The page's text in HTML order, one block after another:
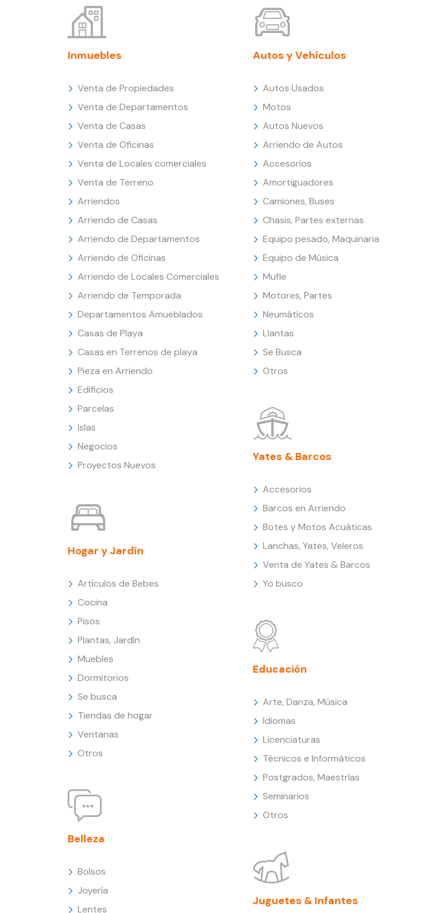
Inmuebles
Venta de Propiedades
Venta de Departamentos
Venta de Casas
Venta de Oficinas
Venta de Locales comerciales
Venta de Terreno
Arriendos
Arriendo de Casas
Arriendo de Departamentos
Arriendo de Oficinas
Arriendo de Locales Comerciales
Arriendo de Temporada
Departamentos Amueblados
Casas de Playa
Casas en Terrenos de playa
Pieza en Arriendo
Edificios
Parcelas
Islas
Negocios
Proyectos Nuevos
Hogar y Jardín
Artículos de Bebes
Cocina
Pisos
Plantas, Jardín
Muebles
Dormitorios
Se busca
Tiendas de hogar
Ventanas
Otros
Belleza
Bolsos
Joyería
Lentes
Autos y Vehículos
Autos Usados
Motos
Autos Nuevos
Arriendo de Autos
Accesorios
Amortiguadores
Camiones, Buses
Chasis, Partes externas
Equipo pesado, Maquinaria
Equipo de Música
Mufle
Motores, Partes
Neumáticos
Llantas
Se Busca
Otros
Yates & Barcos
Accesorios
Barcos en Arriendo
Botes y Motos Acuáticas
Lanchas, Yates, Veleros
Venta de Yates & Barcos
Yo busco
Educación
Arte, Danza, Música
Idiomas
Licenciaturas
Técnicos e Informáticos
Postgrados, Maestrías
Seminarios
Otros
Juguetes & Infantes